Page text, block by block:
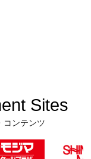
Sites
コンテンツ